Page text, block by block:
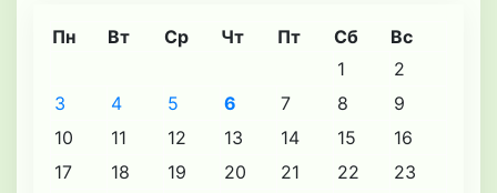
Пн Вт Ср Чт Пт Сб Вс
1
2
3
4 5 6 7 8
9
10
11 12 13 14 15
16
17
18 19 20 21 22
23